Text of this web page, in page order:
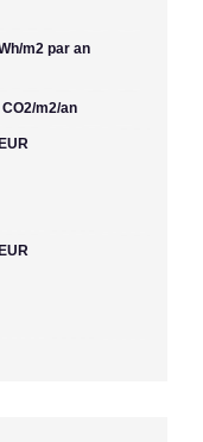
m2 par an
m2/an